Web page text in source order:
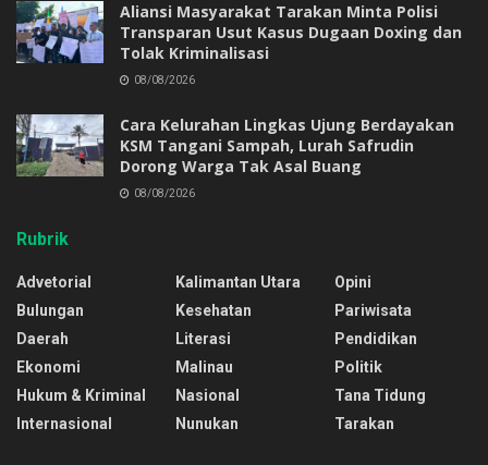
Aliansi Masyarakat Tarakan Minta Polisi
Transparan Usut Kasus Dugaan Doxing dan
Tolak Kriminalisasi
08/08/2026
Cara Kelurahan Lingkas Ujung Berdayakan
KSM Tangani Sampah, Lurah Safrudin
Dorong Warga Tak Asal Buang
08/08/2026
Rubrik
Advetorial
Bulungan
Daerah
Ekonomi
Hukum & Kriminal
Internasional
Kalimantan Utara
Kesehatan
Literasi
Malinau
Nasional
Nunukan
Opini
Pariwisata
Pendidikan
Politik
Tana Tidung
Tarakan